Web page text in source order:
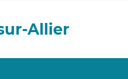
Allier